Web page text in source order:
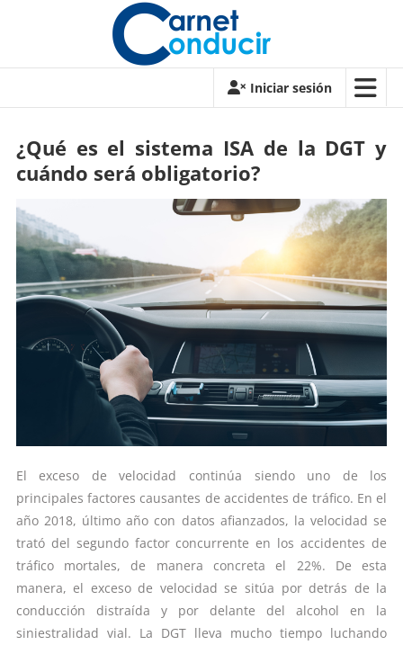
de
conducir
Carnet
conducir
Iniciar sesión
¿Qué es el sistema ISA de la DGT y
cuándo será obligatorio?
El exceso de velocidad continúa siendo uno de los
principales factores causantes de accidentes de tráfico. En el
año 2018, último año con datos afianzados, la velocidad se
trató del segundo factor concurrente en los accidentes de
tráfico mortales, de manera concreta el 22%. De esta
manera, el exceso de velocidad se sitúa por detrás de la
conducción distraída y por delante del alcohol en la
siniestralidad vial. La DGT lleva mucho tiempo luchando